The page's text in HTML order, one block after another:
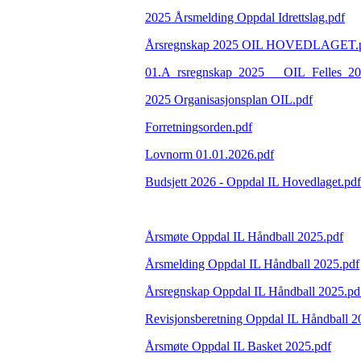
2025 Årsmelding Oppdal Idrettslag.pdf
Årsregnskap 2025 OIL
2025 Organisasjonsplan OIL.pdf
Forretningsorden.pdf
Lovnorm 01.01.2026.pdf
Budsjett 2026 - Oppdal IL Hovedlaget.pdf
Årsmøte Oppdal IL Håndball 2025.pdf
Årsmelding Oppdal IL Håndball 2025.pdf
Årsregnskap Oppdal IL Håndball
Revisjonsberetning Oppdal IL Håndball
Årsmøte Oppdal IL Basket 2025.pdf